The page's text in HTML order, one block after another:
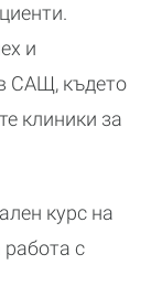
и
САЩ, където
клиники за
курс на
с